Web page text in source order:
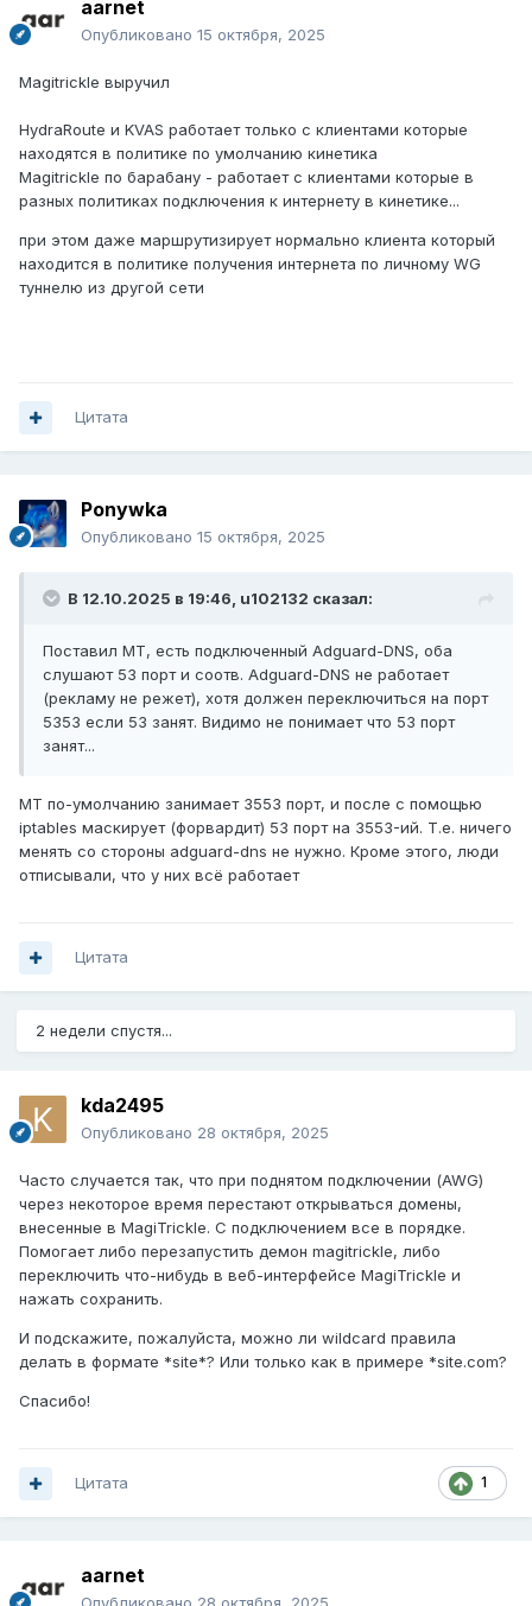
aarnet
Опубликовано 15 октября, 2025
Magitrickle выручил
HydraRoute и KVAS работает только с клиентами которые
находятся в политике по умолчанию кинетика
Magitrickle по барабану - работает с клиентами которые в
разных политиках подключения к интернету в кинетике...
при этом даже маршрутизирует нормально клиента который
находится в политике получения интернета по личному WG
туннелю из другой сети
Цитата
Ponywka
Опубликовано 15 октября, 2025
В 12.10.2025 в 19:46, u102132 сказал:
Поставил МТ, есть подключенный Adguard-DNS, оба
слушают 53 порт и соотв. Adguard-DNS не работает
(рекламу не режет), хотя должен переключиться на порт
5353 если 53 занят. Видимо не понимает что 53 порт
занят...
MT по-умолчанию занимает 3553 порт, и после с помощью
iptables маскирует (форвардит) 53 порт на 3553-ий. Т.е. ничего
менять со стороны adguard-dns не нужно. Кроме этого, люди
отписывали, что у них всё работает
Цитата
2 недели спустя...
kda2495
Опубликовано 28 октября, 2025
Часто случается так, что при поднятом подключении (AWG)
через некоторое время перестают открываться домены,
внесенные в MagiTrickle. С подключением все в порядке.
Помогает либо перезапустить демон magitrickle, либо
переключить что-нибудь в веб-интерфейсе MagiTrickle и
нажать сохранить.
И подскажите, пожалуйста, можно ли wildcard правила
делать в формате *site*? Или только как в примере *site.com?
Спасибо!
1
Цитата
aarnet